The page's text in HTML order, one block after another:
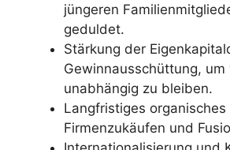
jüngeren
geduldet.
Stärkung der
Gewinnausschüttung, um
unabhängig zu bleiben.
Langfristiges
Firmenzukäufen und